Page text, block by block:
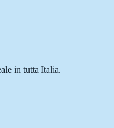
in tutta Italia.